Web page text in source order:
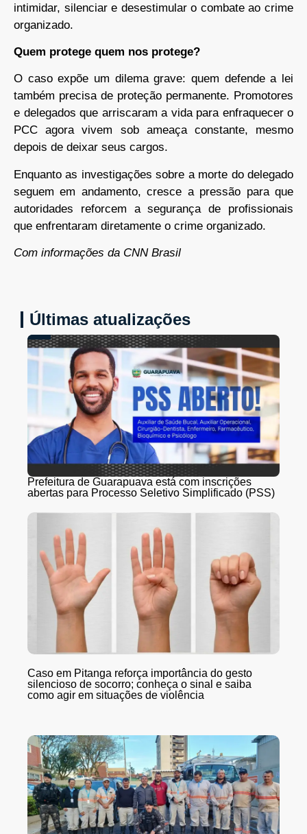
intimidar, silenciar e desestimular o combate ao crime
organizado.
Quem protege quem nos protege?
O caso expõe um dilema grave: quem defende a lei
também precisa de proteção permanente. Promotores
e delegados que arriscaram a vida para enfraquecer o
PCC agora vivem sob ameaça constante, mesmo
depois de deixar seus cargos.
Enquanto as investigações sobre a morte do delegado
seguem em andamento, cresce a pressão para que
autoridades reforcem a segurança de profissionais
que enfrentaram diretamente o crime organizado.
Com informações da CNN Brasil
Últimas atualizações
Prefeitura de Guarapuava está com inscrições
abertas para Processo Seletivo Simplificado (PSS)
Caso em Pitanga reforça importância do gesto
silencioso de socorro; conheça o sinal e saiba
como agir em situações de violência